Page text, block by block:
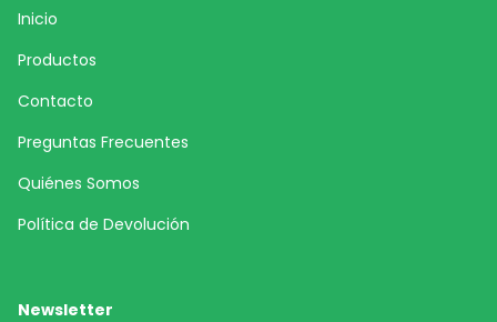
Inicio
Productos
Contacto
Preguntas Frecuentes
Quiénes Somos
Política de Devolución
Newsletter